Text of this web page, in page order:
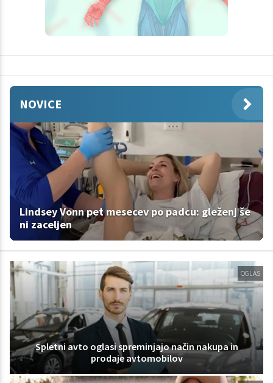
NOVICE
Lindsey Vonn pet mesecev po padcu: gleženj še
ni zaceljen
OGLAS
Spletni avto oglasi spreminjajo način nakupa in
prodaje avtomobilov